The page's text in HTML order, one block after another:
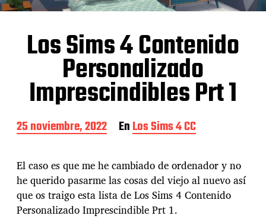
Los Sims 4 Contenido
Personalizado
Imprescindibles Prt 1
F
e
h
a
d
e
l
25 noviembre, 2022 EnLos Sims 4 CC
El caso es que me he cambiado de ordenador y no
he querido pasarme las cosas del viejo al nuevo así
que os traigo esta lista de Los Sims 4 Contenido
Personalizado Imprescindible Prt 1.